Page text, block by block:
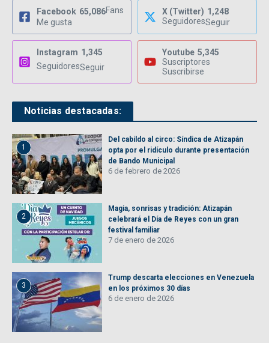
Facebook 65,086Fans
Me gusta
X (Twitter) 1,248
SeguidoresSeguir
Instagram 1,345
SeguidoresSeguir
Youtube 5,345
Suscriptores
Suscribirse
Noticias destacadas:
1
Del cabildo al circo: Síndica de Atizapán
opta por el ridículo durante presentación
de Bando Municipal
6 de febrero de 2026
2
Magia, sonrisas y tradición: Atizapán
celebrará el Día de Reyes con un gran
festival familiar
7 de enero de 2026
3
Trump descarta elecciones en Venezuela
en los próximos 30 días
6 de enero de 2026